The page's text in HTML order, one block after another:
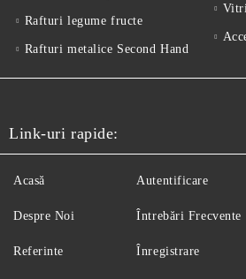
Rafturi legume fructe
Rafturi metalice Second Hand
Link-uri rapide:
Acasă
Despre Noi
Referinte
Autentificare
Întrebări Frecvente
Înregistrare